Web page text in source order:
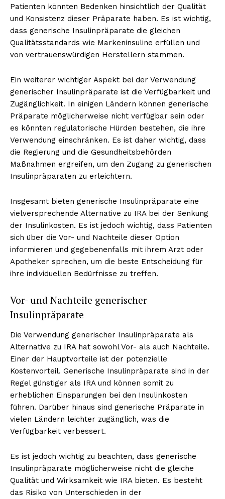
Patienten könnten Bedenken hinsichtlich der Qualität
und Konsistenz dieser Präparate haben. Es ist wichtig,
dass generische Insulinpräparate die gleichen
Qualitätsstandards wie Markeninsuline erfüllen und
von vertrauenswürdigen Herstellern stammen.
Ein weiterer wichtiger Aspekt bei der Verwendung
generischer Insulinpräparate ist die Verfügbarkeit und
Zugänglichkeit. In einigen Ländern können generische
Präparate möglicherweise nicht verfügbar sein oder
es könnten regulatorische Hürden bestehen, die ihre
Verwendung einschränken. Es ist daher wichtig, dass
die Regierung und die Gesundheitsbehörden
Maßnahmen ergreifen, um den Zugang zu generischen
Insulinpräparaten zu erleichtern.
Insgesamt bieten generische Insulinpräparate eine
vielversprechende Alternative zu IRA bei der Senkung
der Insulinkosten. Es ist jedoch wichtig, dass Patienten
sich über die Vor- und Nachteile dieser Option
informieren und gegebenenfalls mit ihrem Arzt oder
Apotheker sprechen, um die beste Entscheidung für
ihre individuellen Bedürfnisse zu treffen.
Vor- und Nachteile generischer
Insulinpräparate
Die Verwendung generischer Insulinpräparate als
Alternative zu IRA hat sowohl Vor- als auch Nachteile.
Einer der Hauptvorteile ist der potenzielle
Kostenvorteil. Generische Insulinpräparate sind in der
Regel günstiger als IRA und können somit zu
erheblichen Einsparungen bei den Insulinkosten
führen. Darüber hinaus sind generische Präparate in
vielen Ländern leichter zugänglich, was die
Verfügbarkeit verbessert.
Es ist jedoch wichtig zu beachten, dass generische
Insulinpräparate möglicherweise nicht die gleiche
Qualität und Wirksamkeit wie IRA bieten. Es besteht
das Risiko von Unterschieden in der